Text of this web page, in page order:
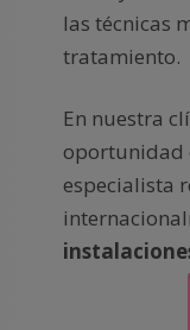
las técnicas
tratamiento.
En nuestra
oportunidad
especialista